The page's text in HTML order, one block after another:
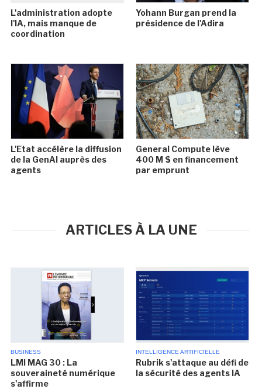
L'administration adopte
l'IA, mais manque de
coordination
Yohann Burgan prend la
présidence de l'Adira
L'Etat accélère la diffusion
de la GenAI auprès des
agents
General Compute lève
400 M $ en financement
par emprunt
ARTICLES À LA UNE
BUSINESS
LMI MAG 30 : La
souveraineté numérique
s'affirme
INTELLIGENCE ARTIFICIELLE
Rubrik s'attaque au défi de
la sécurité des agents IA